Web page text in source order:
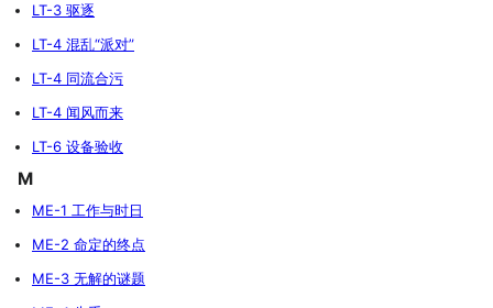
LT-3 驱逐
LT-4 混乱“派对”
LT-4 同流合污
LT-4 闻风而来
LT-6 设备验收
M
ME-1 工作与时日
ME-2 命定的终点
ME-3 无解的谜题